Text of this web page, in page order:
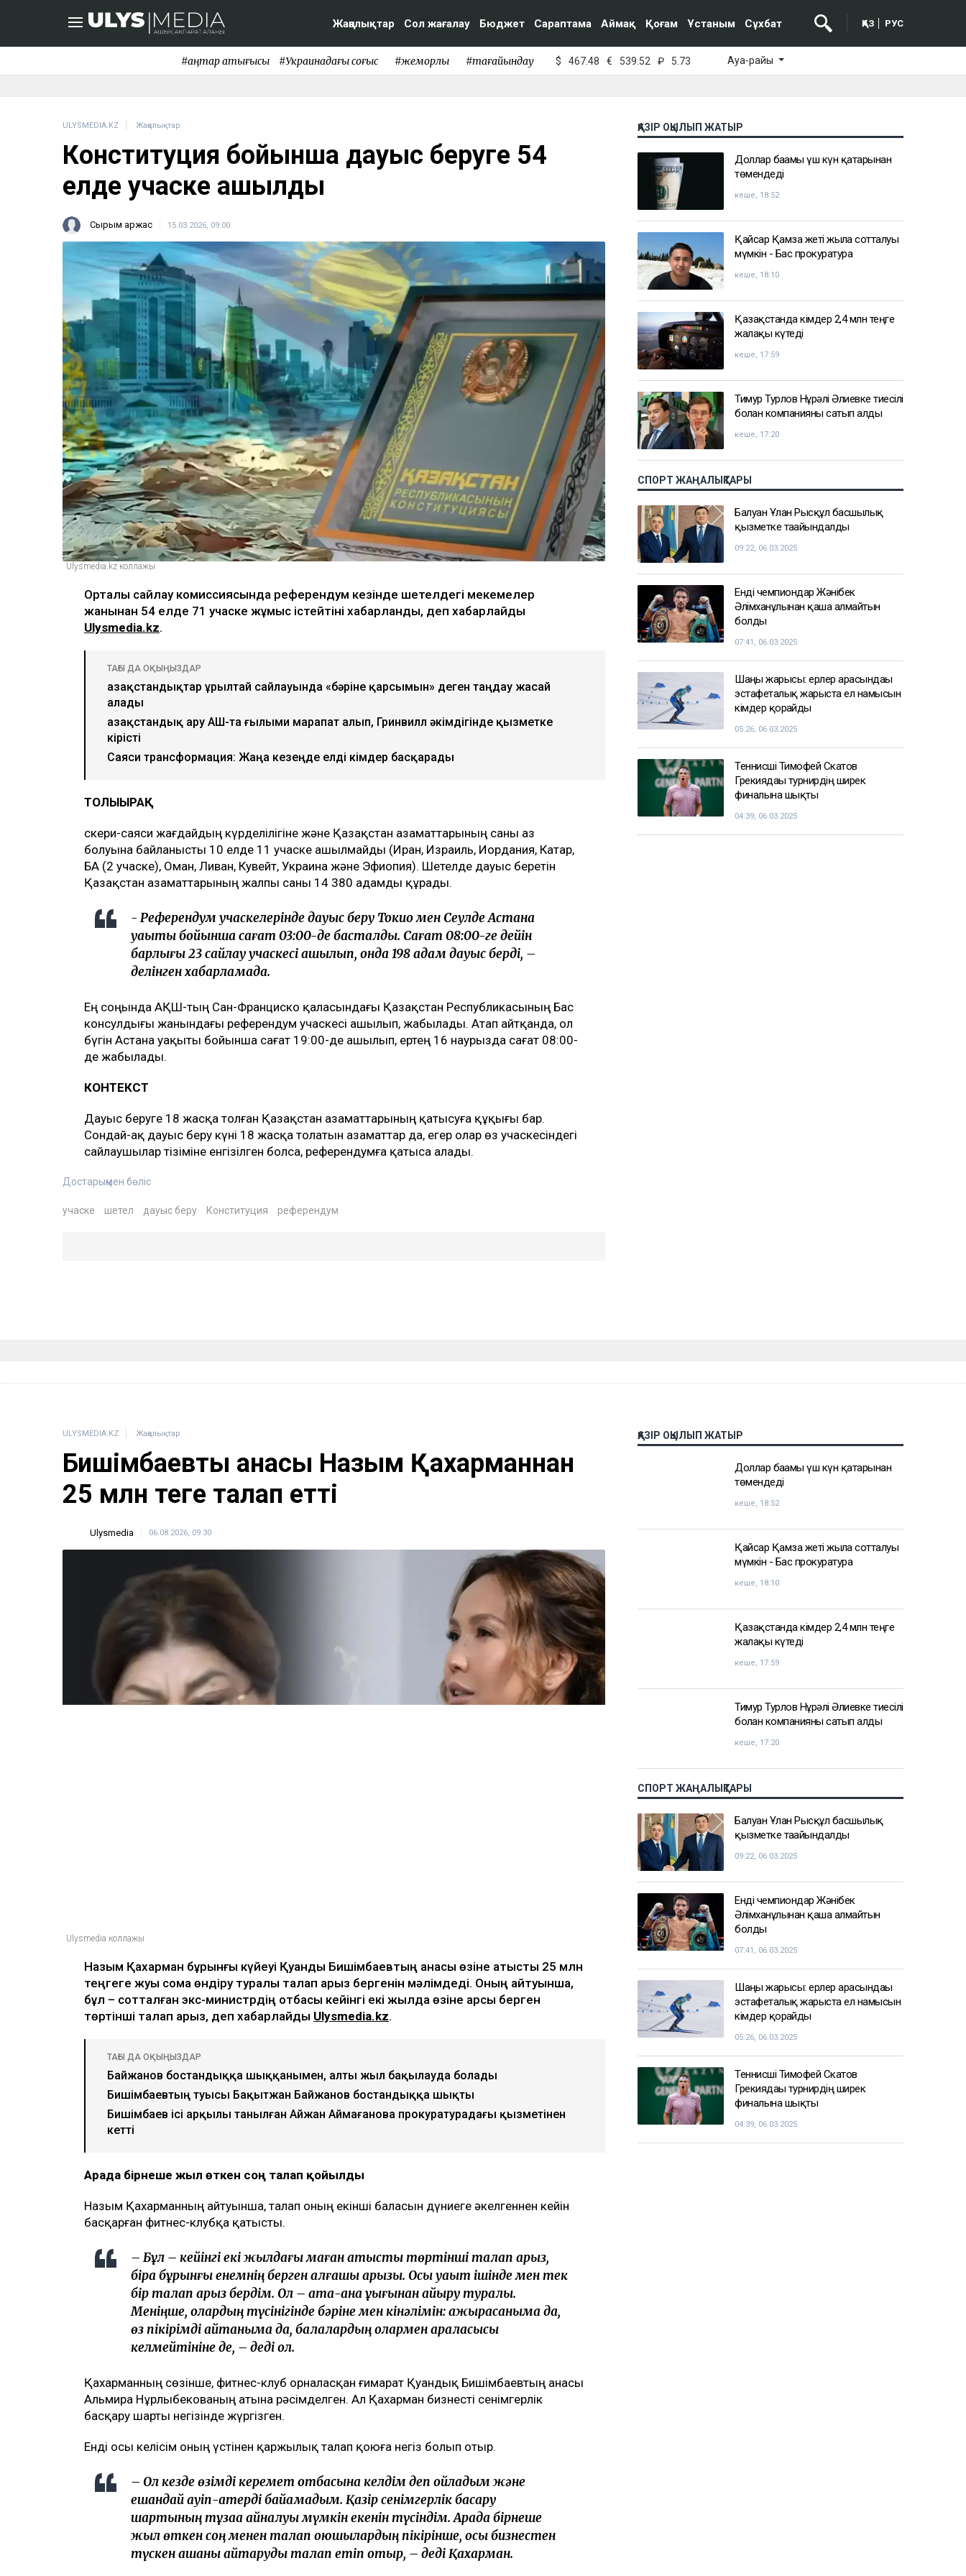
Жаңалықтар Сол жағалау Бюджет Сараптама Аймақ Қоғам Ұстаным Сұхбат ҚАЗ РУС
#қаңтар қақтығысы #Украинадағы соғыс #жемқорлық #тағайындау $ 467.48 € 539.52 ₽ 5.73 Ауа-райы
ULYSMEDIA.KZ Жаңалықтар
Конституция бойынша дауыс беруге 54
елде учаске ашылды
Сырым Қаржас 15.03.2026, 09:00
Ulysmedia.kz коллажы
Орталық сайлау комиссиясында референдум кезінде шетелдегі мекемелер
жанынан 54 елде 71 учаске жұмыс істейтіні хабарланды, деп хабарлайды
Ulysmedia.kz.
ТАҒЫ ДА ОҚЫҢЫЗДАР
Қазақстандықтар Құрылтай сайлауында «бәріне қарсымын» деген таңдау жасай
алады
Қазақстандық ару АҚШ-та ғылыми марапат алып, Гринвилл әкімдігінде қызметке
кірісті
Саяси трансформация: Жаңа кезеңде елді кімдер басқарады
ТОЛЫҒЫРАҚ
Әскери-саяси жағдайдың күрделілігіне және Қазақстан азаматтарының саны аз
болуына байланысты 10 елде 11 учаске ашылмайды (Иран, Израиль, Иордания, Катар,
БАӘ (2 учаске), Оман, Ливан, Кувейт, Украина және Эфиопия). Шетелде дауыс беретін
Қазақстан азаматтарының жалпы саны 14 380 адамды құрады.
- Референдум учаскелерінде дауыс беру Токио мен Сеулде Астана
уақыты бойынша сағат 03:00-де басталды. Сағат 08:00-ге дейін
барлығы 23 сайлау учаскесі ашылып, онда 198 адам дауыс берді, –
делінген хабарламада.
Ең соңында АҚШ-тың Сан-Франциско қаласындағы Қазақстан Республикасының Бас
консулдығы жанындағы референдум учаскесі ашылып, жабылады. Атап айтқанда, ол
бүгін Астана уақыты бойынша сағат 19:00-де ашылып, ертең 16 наурызда сағат 08:00-
де жабылады.
КОНТЕКСТ
Дауыс беруге 18 жасқа толған Қазақстан азаматтарының қатысуға құқығы бар.
Сондай-ақ дауыс беру күні 18 жасқа толатын азаматтар да, егер олар өз учаскесіндегі
сайлаушылар тізіміне енгізілген болса, референдумға қатыса алады.
Достарыңмен бөліс
учаске шетел дауыс беру Конституция референдум
ҚАЗІР ОҚЫЛЫП ЖАТЫР
Доллар бағамы үш күн қатарынан
төмендеді
кеше, 18:52
Қайсар Қамза жеті жылға сотталуы
мүмкін - Бас прокуратура
кеше, 18:10
Қазақстанда кімдер 2,4 млн теңге
жалақы күтеді
кеше, 17:59
Тимур Турлов Нұрәлі Әлиевке тиесілі
болған компанияны сатып алды
кеше, 17:20
СПОРТ ЖАҢАЛЫҚТАРЫ
Балуан Ұлан Рысқұл басшылық
қызметке тағайындалды
09:22, 06.03.2025
Енді чемпиондар Жәнібек
Әлімханұлынан қаша алмайтын
болды
07:41, 06.03.2025
Шаңғы жарысы: ерлер арасындағы
эстафеталық жарыста ел намысын
кімдер қорғайды
05:26, 06.03.2025
Теннисші Тимофей Скатов
Грекиядағы турнирдің ширек
финалына шықты
04:39, 06.03.2025
ULYSMEDIA.KZ Жаңалықтар
Бишімбаевтың анасы Назым Қахарманнан
25 млн теңге талап етті
Ulysmedia 06.08.2026, 09:30
Ulysmedia коллажы
Назым Қахарман бұрынғы күйеуі Қуандық Бишімбаевтың анасы өзіне қатысты 25 млн
теңгеге жуық сома өндіру туралы талап арыз бергенін мәлімдеді. Оның айтуынша,
бұл – сотталған экс-министрдің отбасы кейінгі екі жылда өзіне қарсы берген
төртінші талап арыз, деп хабарлайды Ulysmedia.kz.
ТАҒЫ ДА ОҚЫҢЫЗДАР
Байжанов бостандыққа шыққанымен, алты жыл бақылауда болады
Бишімбаевтың туысы Бақытжан Байжанов бостандыққа шықты
Бишімбаев ісі арқылы танылған Айжан Аймағанова прокуратурадағы қызметінен
кетті
Арада бірнеше жыл өткен соң талап қойылды
Назым Қахарманның айтуынша, талап оның екінші баласын дүниеге әкелгеннен кейін
басқарған фитнес-клубқа қатысты.
– Бұл – кейінгі екі жылдағы маған қатысты төртінші талап арыз,
бірақ бұрынғы енемнің берген алғашқы арызы. Осы уақыт ішінде мен тек
бір талап арыз бердім. Ол – ата-ана құқығынан айыру туралы.
Меніңше, олардың түсінігінде бәріне мен кінәлімін: ажырасқаныма да,
өз пікірімді айтқаныма да, балалардың олармен араласқысы
келмейтініне де, – деді ол.
Қахарманның сөзінше, фитнес-клуб орналасқан ғимарат Қуандық Бишімбаевтың анасы
Альмира Нұрлыбекованың атына рәсімделген. Ал Қахарман бизнесті сенімгерлік
басқару шарты негізінде жүргізген.
Енді осы келісім оның үстінен қаржылық талап қоюға негіз болып отыр.
– Ол кезде өзімді керемет отбасына келдім деп ойладым және
ешқандай қауіп-қатерді байқамадым. Қазір сенімгерлік басқару
шартының тұзаққа айналуы мүмкін екенін түсіндім. Арада бірнеше
жыл өткен соң менен талап қоюшылардың пікірінше, осы бизнестен
түскен ақшаны қайтаруды талап етіп отыр, – деді Қахарман.
ҚАЗІР ОҚЫЛЫП ЖАТЫР
Доллар бағамы үш күн қатарынан
төмендеді
кеше, 18:52
Қайсар Қамза жеті жылға сотталуы
мүмкін - Бас прокуратура
кеше, 18:10
Қазақстанда кімдер 2,4 млн теңге
жалақы күтеді
кеше, 17:59
Тимур Турлов Нұрәлі Әлиевке тиесілі
болған компанияны сатып алды
кеше, 17:20
СПОРТ ЖАҢАЛЫҚТАРЫ
Балуан Ұлан Рысқұл басшылық
қызметке тағайындалды
09:22, 06.03.2025
Енді чемпиондар Жәнібек
Әлімханұлынан қаша алмайтын
болды
07:41, 06.03.2025
Шаңғы жарысы: ерлер арасындағы
эстафеталық жарыста ел намысын
кімдер қорғайды
05:26, 06.03.2025
Теннисші Тимофей Скатов
Грекиядағы турнирдің ширек
финалына шықты
04:39, 06.03.2025